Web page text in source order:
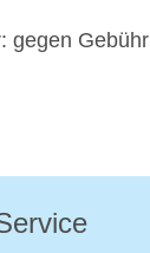
gegen Gebühr